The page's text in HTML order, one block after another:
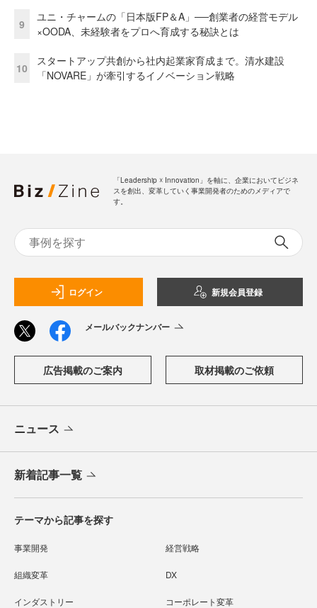
9
ユニ・チャームの「日本版FP＆A」──創業者の経営モデル
×OODA、未経験者をプロへ育成する秘訣とは
10
スタートアップ共創から社内起業家育成まで。清水建設
「NOVARE」が牽引するイノベーション戦略
「Leadership ☓ Innovation」を軸に、企業においてビジネ
スを創出、変革していく事業開発者のためのメディアで
す。
ログイン 新規会員登録
メールバックナンバー
広告掲載のご案内 取材掲載のご依頼
ニュース
新着記事一覧
テーマから記事を探す
事業開発 経営戦略
組織変革 DX
インダストリー コーポレート変革